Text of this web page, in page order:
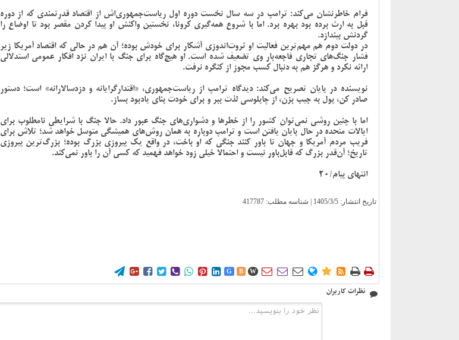
فرام خاطرنشان می‌کند: ترامپ در سه سال نخست دوره اول ریاست‌جمهوری‌اش از اقتصاد قدرتمندی که از دوره
قبل به ارث برده بود بهره برد. اما با شروع همه‌گیری کرونا، نخستین واکنش او پیدا کردن مقصر بود تا اوضاع را
گردنش بیندازد.
در دولت دوم هم مهم‌ترین فعالیت او ثروت‌اندوزی آشکار برای خودش بوده؛ آن هم در حالی که اقتصاد آمریکا زیر
فشار جنگ‌های تجاری فاجعه‌بار وی تضعیف شده است. او هیچ‌گاه برای جنگ با ایران نزد افکار عمومی استدلالی
ارائه نکرد و هرگز هم به دنبال کسب مجوز از کنگره نرفت.
نویسنده در پایان تصریح می‌کند: دیدگاه ترامپ از ریاست‌جمهوری، «اقتدارگرایانه و دزدسالارانه» است؛ دستور
صادر کن، پول به جیب بزن، از چاپلوسی لذت ببر و برای خودت بنای یادبود بساز.
اما با چنین روشی نمی‌توان کشور را از خطرها و دشواری‌های جنگ عبور داد. حالا جنگ با شرایطی نامطلوب برای
ایالات متحده در حال پایان یافتن است و ترامپ دوباره به همان روش‌های همیشگی‌ متوسل خواهد شد؛ تلاش برای
فریب مردم آمریکا و جهان تا باور کنند جنگی که او باخت، در واقع یک پیروزی بزرگ بوده؛ بزرگ‌ترین پیروزی
تاریخ؛ آن‌قدر بزرگ که قابل‌باور نیست و احتمالا خیلی زود خواهد فهمید که کسی آن را باور نمی‌کند.
انتهای پیام/20
تاریخ انتشار:1405/3/5 | شناسه مطلب: 417787
        G B W        
نظرات کاربران